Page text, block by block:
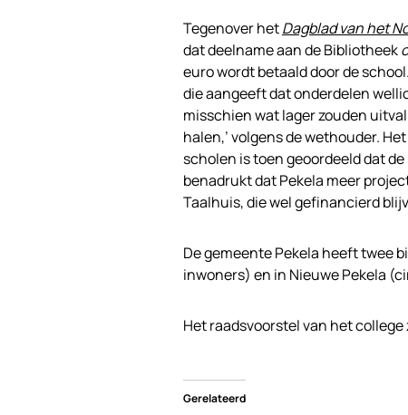
Tegenover hetDagblad van het
dat deelname aan de Bibliotheek
euro wordt betaald door de
die aangeeft dat onderdelen
misschien wat lager zouden
halen,’ volgens de wethouder.
scholen is toen geoordeeld dat
benadrukt dat Pekela meer
Taalhuis, die wel gefinancierd
De gemeente Pekela heeft twee
inwoners) en in Nieuwe Pekela
Het raadsvoorstel van het college
Gerelateerd